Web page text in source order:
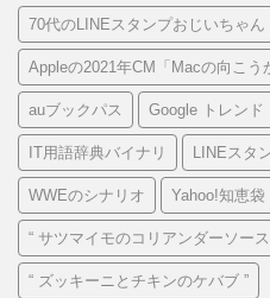
70代のLINEスタンプおじいちゃん
Appleの2021年CM「Macの向こ
auブックパス Google トレンド
IT用語辞典バイナリ LINEスタ
WWEのシナリオ Yahoo!知恵袋
“ サツマイモのコリアンダーソー
“ ズッキーニとチキンのケバブ ”